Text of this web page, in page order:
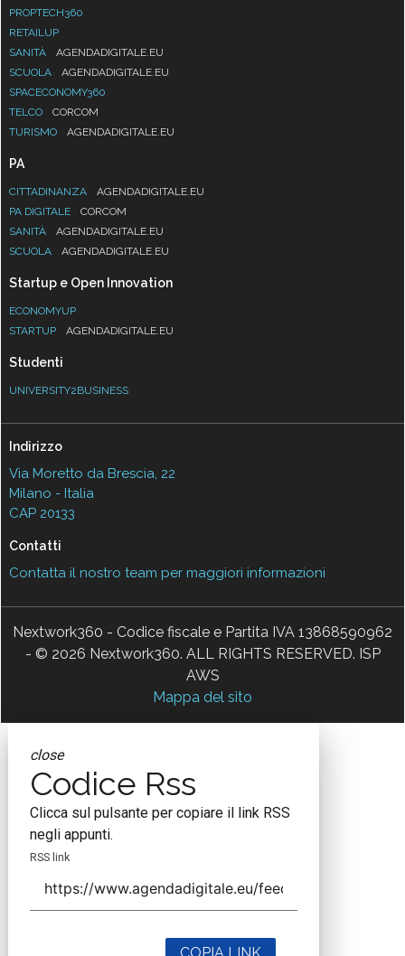
PROPTECH360
RETAILUP
SANITÀ
AGENDADIGITALE.EU
SCUOLA
AGENDADIGITALE.EU
SPACECONOMY360
TELCO
CORCOM
TURISMO
AGENDADIGITALE.EU
PA
CITTADINANZA
AGENDADIGITALE.EU
PA DIGITALE
CORCOM
SANITÀ
AGENDADIGITALE.EU
SCUOLA
AGENDADIGITALE.EU
Startup e Open Innovation
ECONOMYUP
STARTUP
AGENDADIGITALE.EU
Studenti
UNIVERSITY2BUSINESS
Indirizzo
Via Moretto da Brescia, 22
Milano - Italia
CAP 20133
Contatti
Contatta il nostro team per maggiori informazioni
Nextwork360 - Codice fiscale e Partita IVA 13868590962
- © 2026 Nextwork360. ALL RIGHTS RESERVED. ISP
AWS
Mappa del sito
close
Codice Rss
Clicca sul pulsante per copiare il link RSS
negli appunti.
RSS link
COPIA LINK